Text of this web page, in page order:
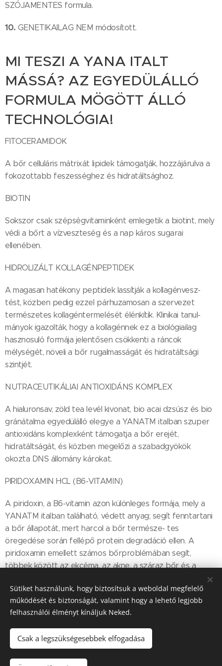
SZÓJAMENTES formula.
10. GENETIKAILAG NEM módosított.
MI TESZI A YANA ITALT
MÁSSÁ? AZ EGYEDÜLÁLLÓ
FORMULA MÖGÖTT ÁLLÓ
TECHNOLÓGIA!
FITOCERAMIDOK
A bőr celluláris mátrixát lipidek támogatják, hozzájárulva a
fokozottabb feszességhez és hidratáltsághoz.
BIOTIN
Sokszor csak szépségvitaminként emlegetik a biotint, mely
védi a bőrt a vízveszteség és a nap káros sugarai
ellenében.
HIDROLIZÁLT KOLLAGÉNPEPTIDEK
A magasan hatékony peptidek lassítják a kollagénvesz-
tést, közben pedig ezzel párhuzamosan a szervezet
természetes kollagéntermelését élénkítik. Klinikai tanul-
mányok igazolták, hogy a kollagénnek ez a biológiailag
hasznosuló formája jelentősen csökkenti a ráncok
mélységét, növeli a bőr rugalmasságát és hidratáltsági
szintjét.
NUTRACEUTIKÁLIAI ANTIOXIDÁNS KOMPLEX
A hialuronsav, zöld tea levél kivonat, bio acai dzsúsz és bio
gránátalma egyedülálló elegye a YANATM italban szuper
antioxidáns komplexként támogatja a bőr erejét,
hidratáltságát, és közben megelőzi a szabadgyökök
okozta DNS állomány károkat.
PIRIDOXAMIN HCL (B6-VITAMIN)
A piridoxin, a B6-vitamin azon különleges formája, mely a
YANATM italban található, védett anyag; segít fenntartani
a bőr állapotát, mert harcol a bőr természe- tes
öregedése során fellépő protein degradáció ellen. A
piridoxamin emellett számos bőrproblémában segít,
többek között az ekcéma, az akne, a száraz bőr és a
Share
Sütiket használunk, hogy biztosítsuk a weboldal megfelelő
működését és biztonságát, valamint hogy a lehető legjobb
felhasználói élményt kínáljuk Neked.
Csak a legszükségesebbek elfogadása